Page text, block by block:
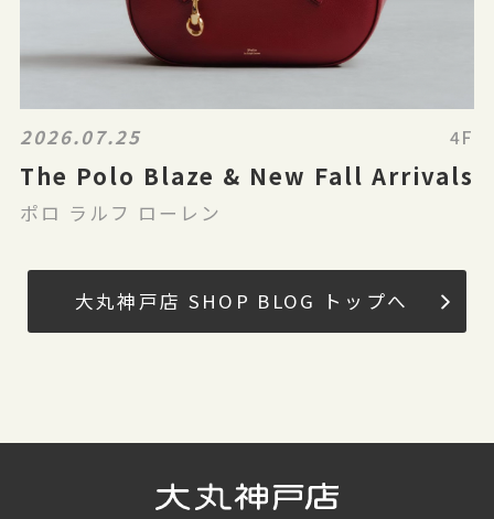
2026.07.25 4F
The Polo Blaze & New Fall Arrivals
ポロ ラルフ ローレン
大丸神戸店 SHOP BLOG トップへ